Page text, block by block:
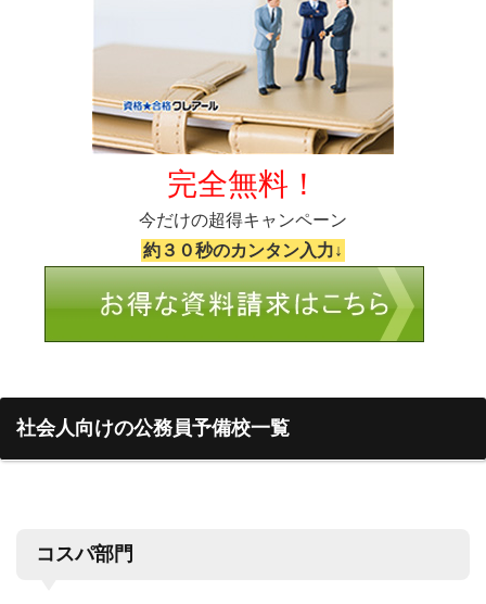
完全無料！
今だけの超得キャンペーン
約３０秒のカンタン入力↓
社会人向けの公務員予備校一覧
コスパ部門